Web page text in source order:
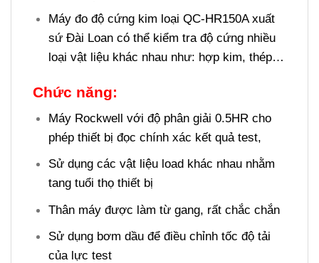
Máy đo độ cứng kim loại QC-HR150A xuất
sứ Đài Loan có thể kiểm tra độ cứng nhiều
loại vật liệu khác nhau như: hợp kim, thép…
Chức năng:
Máy Rockwell với độ phân giải 0.5HR cho
phép thiết bị đọc chính xác kết quả test,
Sử dụng các vật liệu load khác nhau nhằm
tang tuổi thọ thiết bị
Thân máy được làm từ gang, rất chắc chắn
Sử dụng bơm dầu để điều chỉnh tốc độ tải
của lực test